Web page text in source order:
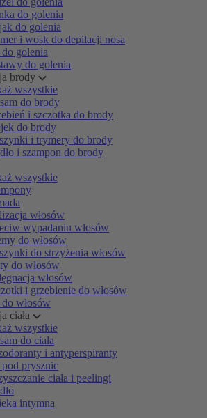
do golenia
do golenia
i wosk do depilacji nosa
golenia
do golenia
brody
wszystkie
do brody
i szczotka do brody
do brody
i trymery do brody
i szampon do brody
wszystkie
włosów
wypadaniu włosów
do włosów
do strzyżenia włosów
do włosów
włosów
i grzebienie do włosów
włosów
ciała
wszystkie
do ciała
i antyperspiranty
pod prysznic
ciała i peelingi
intymna